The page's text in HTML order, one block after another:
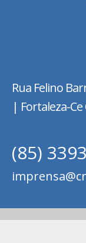
Rua Felino
| Fortaleza-Ce
(85)